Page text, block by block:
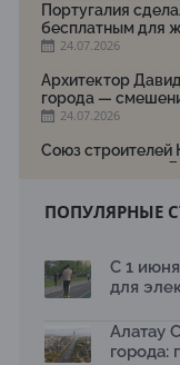
Португалия
бесплатным для
24.07.2026
Архитектор
города —
24.07.2026
Союз строителей
мероприятие ко
Новый
Бауыржана
17.07.2026
рободоставки в
15.07.2026
ПОПУЛЯРНЫЕ
С 1
для
Алатау
города: